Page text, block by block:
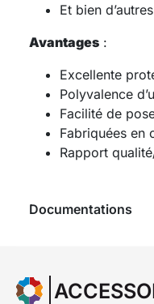
Et bien d’autres
Avantages :
Excellente
Polyvalence
Facilité de
Fabriquées en
Rapport
Documentations